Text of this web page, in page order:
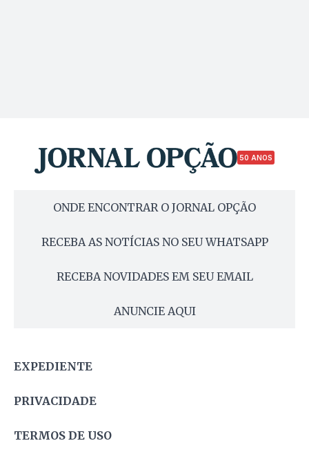
50 ANOS
ONDE ENCONTRAR O JORNAL OPÇÃO
RECEBA AS NOTÍCIAS NO SEU WHATSAPP
RECEBA NOVIDADES EM SEU EMAIL
ANUNCIE AQUI
EXPEDIENTE
PRIVACIDADE
TERMOS DE USO